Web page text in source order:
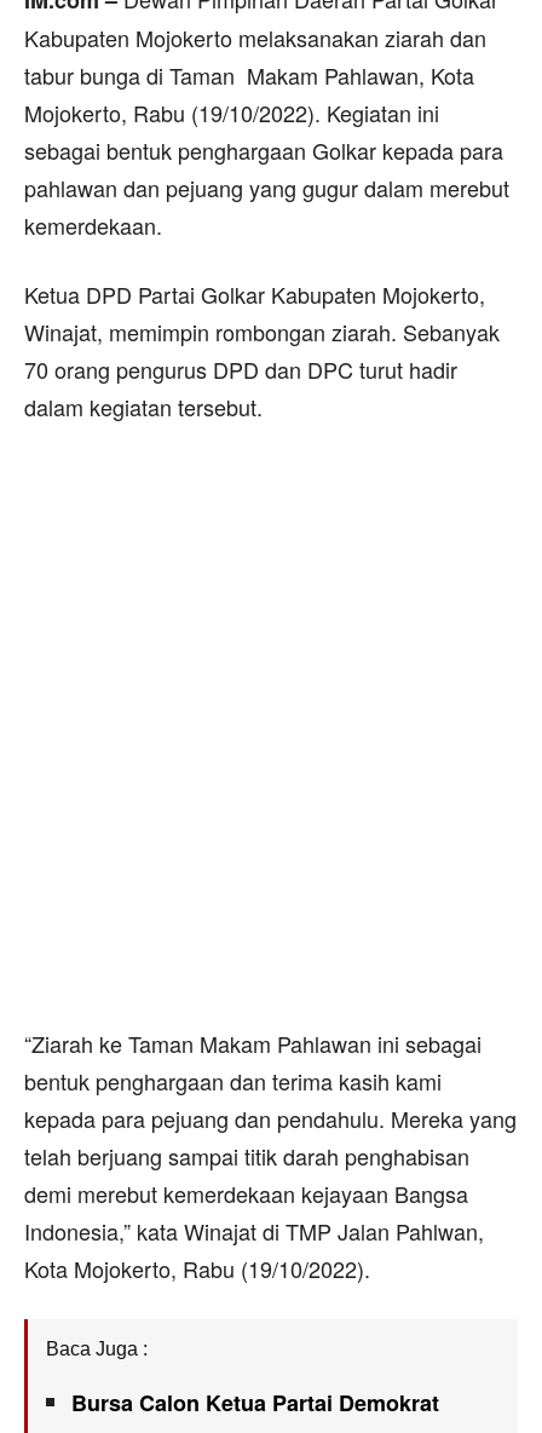
Kabupaten Mojokerto melaksanakan ziarah dan
tabur bunga di Taman Makam Pahlawan, Kota
Mojokerto, Rabu (19/10/2022). Kegiatan ini
sebagai bentuk penghargaan Golkar kepada para
pahlawan dan pejuang yang gugur dalam merebut
kemerdekaan.
Ketua DPD Partai Golkar Kabupaten Mojokerto,
Winajat, memimpin rombongan ziarah. Sebanyak
70 orang pengurus DPD dan DPC turut hadir
dalam kegiatan tersebut.
“Ziarah ke Taman Makam Pahlawan ini sebagai
bentuk penghargaan dan terima kasih kami
kepada para pejuang dan pendahulu. Mereka yang
telah berjuang sampai titik darah penghabisan
demi merebut kemerdekaan kejayaan Bangsa
Indonesia,” kata Winajat di TMP Jalan Pahlwan,
Kota Mojokerto, Rabu (19/10/2022).
Baca Juga :
Bursa Calon Ketua Partai Demokrat